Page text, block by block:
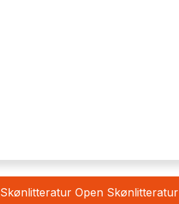
Open Skønlitteratur